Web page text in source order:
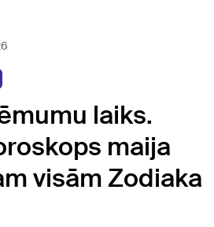
laiks.
maija
visām Zodiaka